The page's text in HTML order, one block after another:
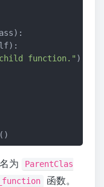
:
:
function." )
为
ParentClas
函数。